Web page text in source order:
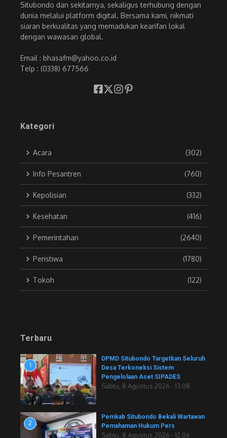
Situbondo dan sekitarnya, sekaligus terhubung dengan
dunia melalui platform digital. Bersama kami, nikmati
siaran berkualitas yang memadukan kearifan lokal
dengan wawasan global.
Email : bhasafm@yahoo.co.id
Telp : (0338) 677566
Kategori
Acara (302)
Info Pesantren (760)
Kepolisian (332)
Kesehatan (416)
Pemerintahan (2640)
Peristiwa (1780)
Tokoh (122)
Terbaru
1
DPMD Situbondo Targetkan Seluruh
Desa Terkoneksi Sistem
Pengelolaan Aset SIPADES
Sabtu, 8 Agustus 2026 - 13:08
2
Pemkab Situbondo Bekali Wartawan
Pemahaman Hukum Pers
Sabtu, 8 Agustus 2026 - 12:06